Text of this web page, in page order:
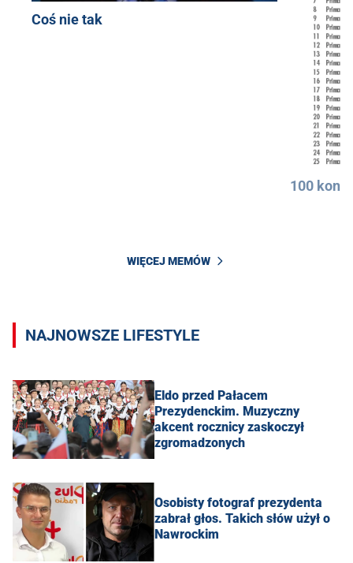
Coś nie tak
100
WIĘCEJ MEMÓW
NAJNOWSZE LIFESTYLE
Eldo przed Pałacem
Prezydenckim. Muzyczny
akcent rocznicy zaskoczył
zgromadzonych
Osobisty fotograf prezydenta
zabrał głos. Takich słów użył o
Nawrockim